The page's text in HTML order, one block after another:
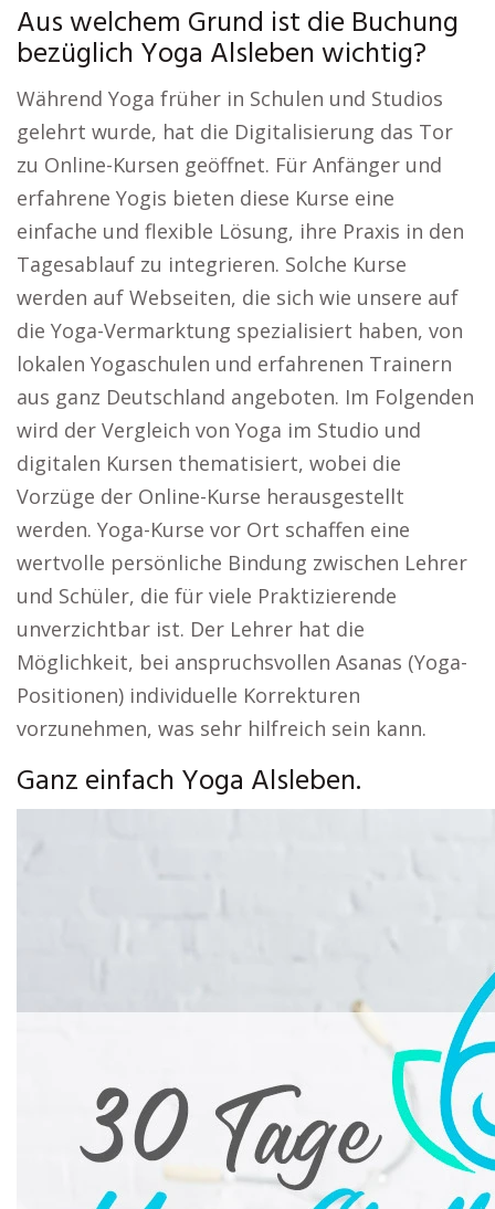
Aus welchem Grund ist die Buchung
bezüglich Yoga Alsleben wichtig?
Während Yoga früher in Schulen und Studios
gelehrt wurde, hat die Digitalisierung das Tor
zu Online-Kursen geöffnet. Für Anfänger und
erfahrene Yogis bieten diese Kurse eine
einfache und flexible Lösung, ihre Praxis in den
Tagesablauf zu integrieren. Solche Kurse
werden auf Webseiten, die sich wie unsere auf
die Yoga-Vermarktung spezialisiert haben, von
lokalen Yogaschulen und erfahrenen Trainern
aus ganz Deutschland angeboten. Im Folgenden
wird der Vergleich von Yoga im Studio und
digitalen Kursen thematisiert, wobei die
Vorzüge der Online-Kurse herausgestellt
werden. Yoga-Kurse vor Ort schaffen eine
wertvolle persönliche Bindung zwischen Lehrer
und Schüler, die für viele Praktizierende
unverzichtbar ist. Der Lehrer hat die
Möglichkeit, bei anspruchsvollen Asanas (Yoga-
Positionen) individuelle Korrekturen
vorzunehmen, was sehr hilfreich sein kann.
Ganz einfach Yoga Alsleben.